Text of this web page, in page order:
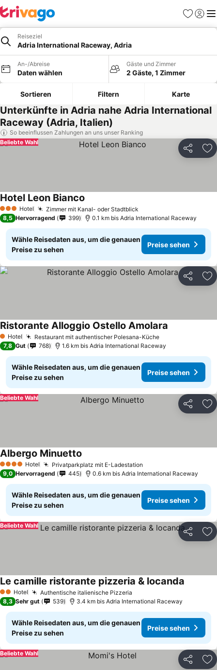
Favoriten
Reiseziel
Adria International Raceway, Adria
An-/Abreise
Daten wählen
Gäste und Zimmer
2 Gäste, 1 Zimmer
Sortieren Filtern Karte
Unterkünfte in Adria nahe Adria International
Raceway (Adria, Italien)
So beeinflussen Zahlungen an uns unser Ranking
Teilen
Beliebte Wahl
3 SterneHotel Zimmer mit Kanal- oder Stadtblick
Hotel Leon Bianco
8,5 Hervorragend 399 0.1 km bis Adria International Raceway
Wähle Reisedaten aus, um die genauen
Preise zu sehen
Preise sehen
Teilen
1 Sterne
Hotel Restaurant mit authentischer Polesana-KüchePreise sehen
Ristorante Alloggio Ostello Amolara
7,8 Gut 768 1.6 km bis Adria International Raceway
Wähle Reisedaten aus, um die genauen
Preise zu sehen
Preise sehen
Teilen
Beliebte Wahl
4 Sterne Hotel Privatparkplatz mit E-Ladestation
Albergo Minuetto
9,0 Hervorragend 445 0.6 km bis Adria International Raceway
Wähle Reisedaten aus, um die genauen
Preise zu sehen
Preise sehen
Teilen
Beliebte Wahl
2 Sterne
Hotel Authentische italienische Pizzeria
Le camille ristorante pizzeria & locanda
8,3 Sehr gut 539 3.4 km bis Adria International Raceway
Wähle Reisedaten aus, um die genauen
Preise zu sehen
Preise sehen
Teilen
Beliebte Wahl